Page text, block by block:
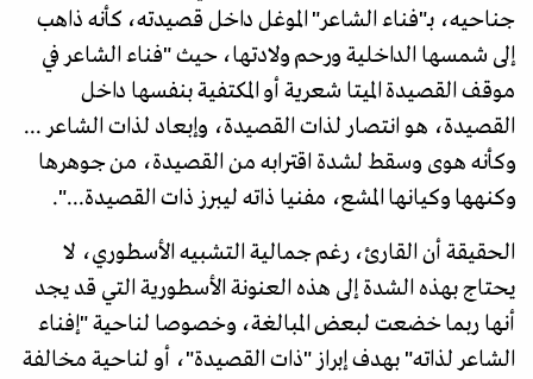
جناحيه، بـ"فناء الشاعر" الموغل داخل قصيدته، كأنه ذاهب
إلى شمسها الداخلية ورحم ولادتها، حيث "فناء الشاعر في
موقف القصيدة الميتا شعرية أو المكتفية بنفسها داخل
القصيدة، هو انتصار لذات القصيدة، وإبعاد لذات الشاعر ...
وكأنه هوى وسقط لشدة اقترابه من القصيدة، من جوهرها
وكنهها وكيانها المشع، مفنيا ذاته ليبرز ذات القصيدة...".
الحقيقة أن القارئ، رغم جمالية التشبيه الأسطوري، لا
يحتاج بهذه الشدة إلى هذه العنونة الأسطورية التي قد يجد
أنها ربما خضعت لبعض المبالغة، وخصوصا لناحية "إفناء
الشاعر لذاته" بهدف إبراز "ذات القصيدة"، أو لناحية مخالفة